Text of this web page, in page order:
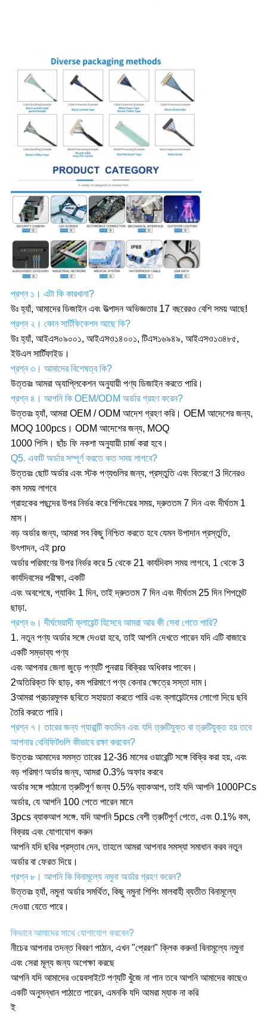
প্রশ্ন ১। এটা কি কারখানা?
উঃ হ্যাঁ, আমাদের ডিজাইন এবং উত্পাদন অভিজ্ঞতার 17 বছরেরও বেশি সময় আছে!
প্রশ্ন ২। কোন সার্টিফিকেশন আছে কি?
উঃ হ্যাঁ, আইএস০৯০০১, আইএসও১৪০০১, টিএস১৬৯৪৯, আইএসও১৩৪৮৫,
ইউএল সার্টিফাইড।
প্রশ্ন ৩। আমাদের বিশেষত্ব কি?
উত্তরঃ আমরা অ্যাপ্লিকেশন অনুযায়ী পণ্য ডিজাইন করতে পারি।
প্রশ্ন ৪। আপনি কি OEM/ODM অর্ডার গ্রহণ করেন?
উত্তরঃ হ্যাঁ, আমরা OEM / ODM আদেশ গ্রহণ করি। OEM আদেশের জন্য,
MOQ 100pcs। ODM আদেশের জন্য, MOQ
1000 পিসি। ছাঁচ ফি নকশা অনুযায়ী চার্জ করা হবে।
Q5. একটি অর্ডার সম্পূর্ণ করতে কত সময় লাগবে?
উত্তরঃ ছোট অর্ডার এবং স্টক পণ্যগুলির জন্য, প্রস্তুতি এবং বিতরণে 3 দিনেরও
কম সময় লাগবে
গ্রাহকের পছন্দের উপর নির্ভর করে শিপিংয়ের সময়, দ্রুততম 7 দিন এবং দীর্ঘতম 1
মাস।
বড় অর্ডার জন্য, আমরা সব কিছু নিশ্চিত করতে হবে যেমন উপাদান প্রস্তুতি,
উৎপাদন, এই pro
অর্ডার পরিমাণের উপর নির্ভর করে 5 থেকে 21 কার্যদিবস সময় লাগবে, 1 থেকে 3
কার্যদিবসের পরীক্ষা, একটি
এবং অবশেষে, প্যাকিং 1 দিন, তাই দ্রুততম 7 দিন এবং দীর্ঘতম 25 দিন শিপমেন্ট
ছাড়া.
প্রশ্ন ৬। দীর্ঘমেয়াদী ক্লায়েন্ট হিসেবে আমরা আর কী সেবা পেতে পারি?
1. নতুন পণ্য অর্ডার সঙ্গে দেওয়া হবে, তাই আপনি দেখতে পারেন যদি এটি বাজারে
একটি সম্ভাব্য পণ্য
এবং আপনার জেলা জুড়ে পণ্যটি পুনরায় বিক্রির অধিকার পাবেন।
2অতিরিক্ত ফি ছাড়, কম পরিমাণে পণ্য কেনার ক্ষেত্রে সস্তা দাম।
3আমরা প্রচারমূলক ছবিতে সহায়তা করতে পারি এবং ক্লায়েন্টদের লোগো দিয়ে ছবি
তৈরি করতে পারি।
প্রশ্ন ৭। তারের জন্য গ্যারান্টি কতদিন এবং যদি ত্রুটিযুক্ত বা ত্রুটিযুক্ত হয় তবে
আপনার বেনিফিটগুলি কীভাবে রক্ষা করবেন?
উত্তরঃ আমাদের সমস্ত তারের 12-36 মাসের ওয়ারেন্টি সঙ্গে বিক্রি করা হয়, এবং
বড় পরিমাণ অর্ডার জন্য, আমরা 0.3% অফার করবে
অর্ডার সঙ্গে পাঠানো ত্রুটিপূর্ণ জন্য 0.5% ব্যাকআপ, তাই যদি আপনি 1000PCs
অর্ডার, যে আপনি 100 পেতে পারেন মানে
3pcs ব্যাকআপ সঙ্গে. যদি আপনি 5pcs বেশী ত্রুটিপূর্ণ পেতে, এবং 0.1% কম,
বিক্রয় এবং যোগাযোগ করুন
আপনি যদি ছবির প্রস্তাব দেন, তাহলে আমরা আপনার সমস্যা সমাধান করব নতুন
অর্ডার বা ফেরত দিয়ে।
প্রশ্ন ৮। আপনি কি বিনামূল্যে নমুনা অর্ডার গ্রহণ করেন?
উত্তরঃ হ্যাঁ, নমুনা অর্ডার সমর্থিত, কিছু নমুনা শিপিং মালবাহী ব্যতীত বিনামূল্যে
দেওয়া যেতে পারে।
কিভাবে আমাদের সাথে যোগাযোগ করবেন?
নীচের আপনার তদন্ত বিবরণ পাঠান, এখন "প্রেরণ" ক্লিক করুন! বিনামূল্যে নমুনা
এবং সেরা মূল্য জন্য অপেক্ষা করছে
আপনি যদি আমাদের ওয়েবসাইটে পণ্যটি খুঁজে না পান তবে আপনি আমাদের কাছেও
একটি অনুসন্ধান পাঠাতে পারেন, এমনকি যদি আমরা ম্যাক না করি
ই